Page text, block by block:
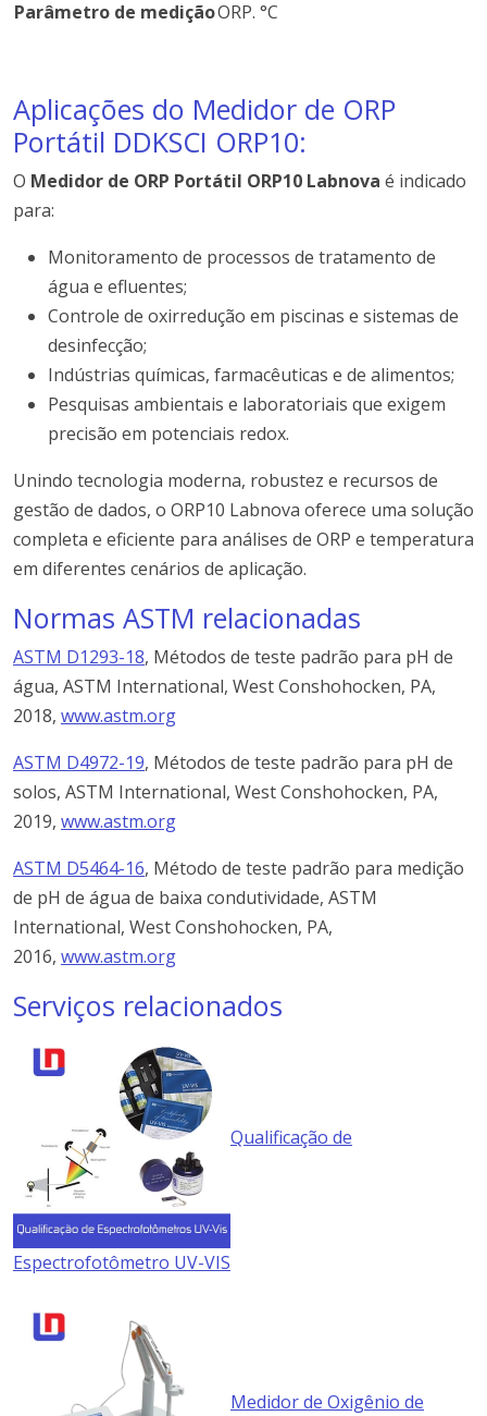
Parâmetro de mediçãoORP. °C
Aplicações do Medidor de ORP
Portátil DDKSCI ORP10:
O Medidor de ORP Portátil ORP10 Labnova é indicado
para:
Monitoramento de processos de tratamento de
água e efluentes;
Controle de oxirredução em piscinas e sistemas de
desinfecção;
Indústrias químicas, farmacêuticas e de alimentos;
Pesquisas ambientais e laboratoriais que exigem
precisão em potenciais redox.
Unindo tecnologia moderna, robustez e recursos de
gestão de dados, o ORP10 Labnova oferece uma solução
completa e eficiente para análises de ORP e temperatura
em diferentes cenários de aplicação.
Normas ASTM relacionadas
ASTM D1293-18, Métodos de teste padrão para pH de
água, ASTM International, West Conshohocken, PA,
2018, www.astm.org
ASTM D4972-19, Métodos de teste padrão para pH de
solos, ASTM International, West Conshohocken, PA,
2019, www.astm.org
ASTM D5464-16, Método de teste padrão para medição
de pH de água de baixa condutividade, ASTM
International, West Conshohocken, PA,
2016, www.astm.org
Serviços relacionados
Qualificação de
Espectrofotômetro UV-VIS
Medidor de Oxigênio de